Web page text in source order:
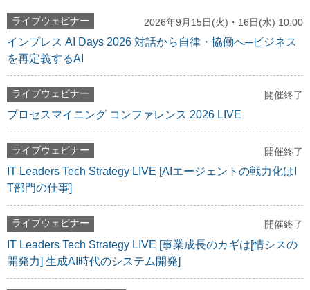
ライブウェビナー 2026年9月15日(火)・16日(水) 10:00
インプレス AI Days 2026 対話から自律・協働へ─ビジネス
を再定義するAI
ライブウェビナー 開催終了
プロセスマイニング コンファレンス 2026 LIVE
ライブウェビナー 開催終了
IT Leaders Tech Strategy LIVE [AIエージェントの戦力化はI
T部門の仕事]
ライブウェビナー 開催終了
IT Leaders Tech Strategy LIVE [事業成長のカギは[情シスの
開発力] 生成AI時代のシステム開発]